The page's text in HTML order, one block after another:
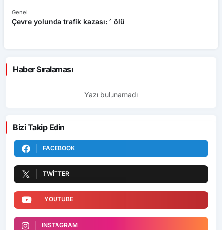
Genel
Çevre yolunda trafik kazası: 1 ölü
Haber Sıralaması
Yazı bulunamadı
Bizi Takip Edin
FACEBOOK
TWITTER
YOUTUBE
INSTAGRAM